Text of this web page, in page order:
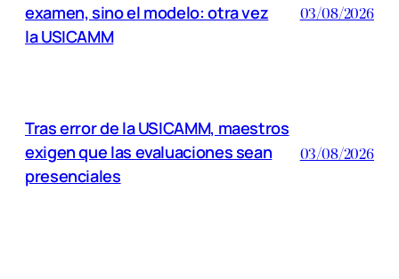
examen, sino el modelo: otra vez
la USICAMM
03/08/2026
Tras error de la USICAMM, maestros
exigen que las evaluaciones sean
presenciales
03/08/2026